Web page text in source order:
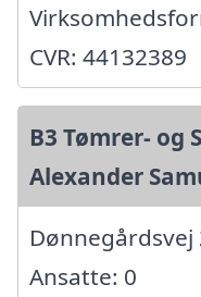
CVR: 44132389
B3 Tømrer- og
Alexander
Dønnegårdsvej
Ansatte: 0